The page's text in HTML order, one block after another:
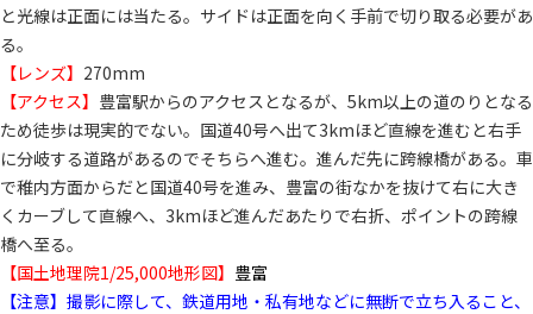
と光線は正面には当たる。サイドは正面を向く手前で切り取る必要があ
る。
【レンズ】 270mm
【アクセス】 豊富駅からのアクセスとなるが、5km以上の道のりとなる
ため徒歩は現実的でない。国道40号へ出て3kmほど直線を進むと右手
に分岐する道路があるのでそちらへ進む。進んだ先に跨線橋がある。車
で稚内方面からだと国道40号を進み、豊富の街なかを抜けて右に大き
くカーブして直線へ、3kmほど進んだあたりで右折、ポイントの跨線
橋へ至る。
【国土地理院1/25,000地形図】 豊富
【注意】撮影に際して、鉄道用地・私有地などに無断で立ち入ること、